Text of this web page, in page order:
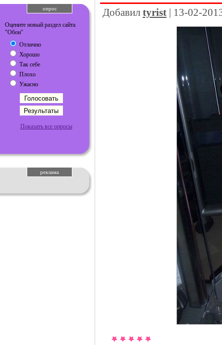
опрос
Оцените новый раздел сайта
"Обои"
Отлично
Хорошо
Так себе
Плохо
Ужасно
Показать все опросы
реклама
Добавил tyrist | 13-02-